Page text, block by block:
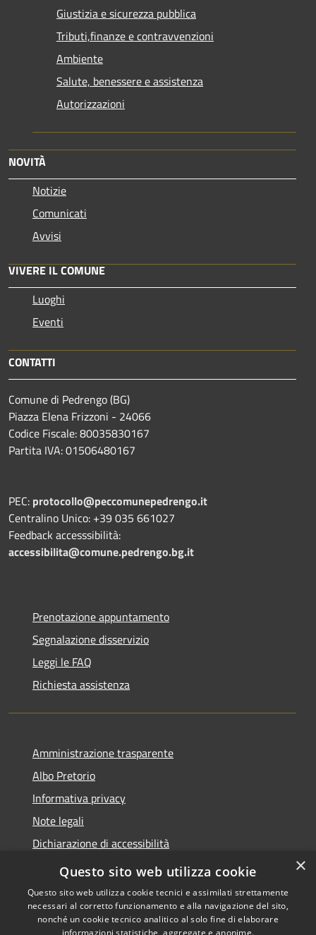
Giustizia e sicurezza pubblica
Tributi,finanze e contravvenzioni
Ambiente
Salute, benessere e assistenza
Autorizzazioni
NOVITÀ
Notizie
Comunicati
Avvisi
VIVERE IL COMUNE
Luoghi
Eventi
CONTATTI
Comune di Pedrengo (BG)
Piazza Elena Frizzoni - 24066
Codice Fiscale: 80035830167
Partita IVA: 01506480167
PEC: protocollo@peccomunepedrengo.it
Centralino Unico: +39 035 661027
Feedback accesssibilità:
accessibilita@comune.pedrengo.bg.it
Prenotazione appuntamento
Segnalazione disservizio
Leggi le FAQ
Richiesta assistenza
Amministrazione trasparente
Albo Pretorio
Informativa privacy
Note legali
Dichiarazione di accessibilità
Area riservata dipendenti
×
Questo sito web utilizza cookie
Questo sito web utilizza cookie tecnici e assimilati strettamente
necessari al corretto funzionamento e alla navigazione del sito,
nonché un cookie tecnico analitico al solo fine di elaborare
informazioni statistiche, aggregate e anonime.